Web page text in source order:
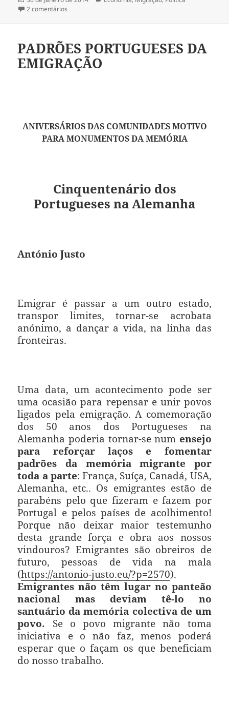
a
2 comentários
PADRÕES PORTUGUESES DA
EMIGRAÇÃO
ANIVERSÁRIOS DAS COMUNIDADES MOTIVO
PARA MONUMENTOS DA MEMÓRIA
Cinquentenário dos
Portugueses na Alemanha
António Justo
Emigrar é passar a um outro estado,
transpor limites, tornar-se acrobata
anónimo, a dançar a vida, na linha das
fronteiras.
Uma data, um acontecimento pode ser
uma ocasião para repensar e unir povos
ligados pela emigração. A comemoração
dos 50 anos dos Portugueses na
Alemanha poderia tornar-se num ensejo
para reforçar laços e fomentar
padrões da memória migrante por
toda a parte: França, Suíça, Canadá, USA,
Alemanha, etc.. Os emigrantes estão de
parabéns pelo que fizeram e fazem por
Portugal e pelos países de acolhimento!
Porque não deixar maior testemunho
desta grande força e obra aos nossos
vindouros? Emigrantes são obreiros de
futuro, pessoas de vida na mala
(https://antonio-justo.eu/?p=2570).
Emigrantes não têm lugar no panteão
nacional mas deviam tê-lo no
santuário da memória colectiva de um
povo. Se o povo migrante não toma
iniciativa e o não faz, menos poderá
esperar que o façam os que beneficiam
do nosso trabalho.